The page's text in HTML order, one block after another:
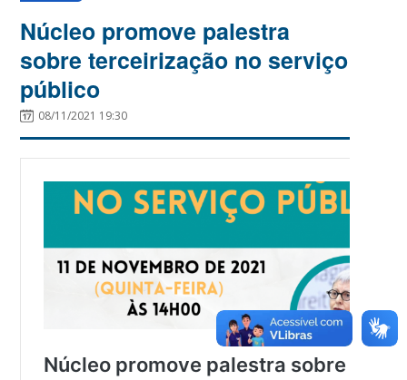
Núcleo promove palestra
sobre terceirização no serviço
público
08/11/2021 19:30